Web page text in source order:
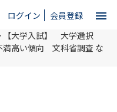
ログイン 会員登録 menu
close
【大学入試】 大学選択
満高い傾向 文科省調査 な